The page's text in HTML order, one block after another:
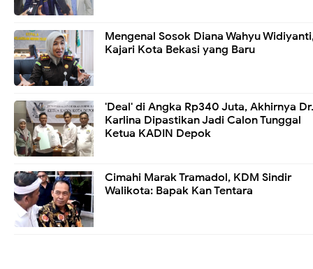
Mengenal Sosok Diana Wahyu
Kajari Kota Bekasi yang Baru
'Deal' di Angka Rp340 Juta, Akhirnya Dr.
Karlina Dipastikan Jadi Calon Tunggal
Ketua KADIN Depok
Cimahi Marak Tramadol, KDM Sindir
Walikota: Bapak Kan Tentara